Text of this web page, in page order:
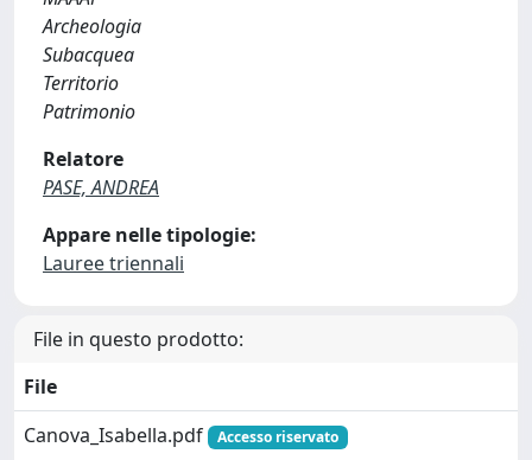
Archeologia
Subacquea
Territorio
Patrimonio
Relatore
PASE, ANDREA
Appare nelle tipologie:
Lauree triennali
File in questo prodotto:
File
Canova_Isabella.pdf
Accesso riservato